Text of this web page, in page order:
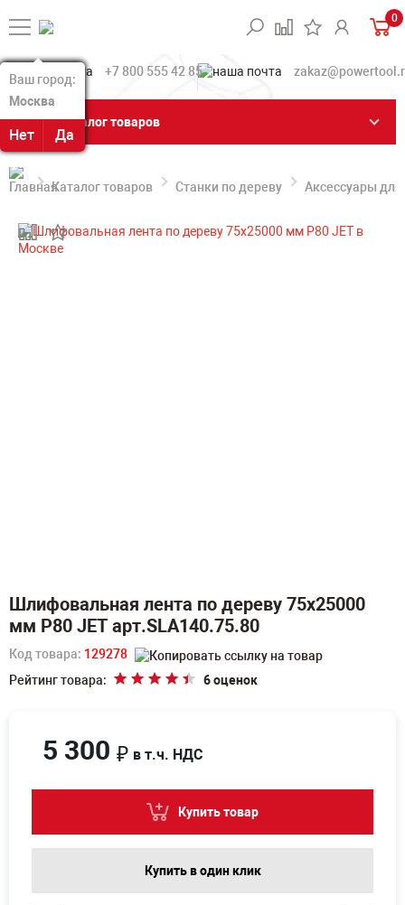
Ваш город:
Москва
Нет Да
Ваш город:
Москва
Нет Да
0
+7 800 555 42 85
Каталог товаров
Каталог товаров Станки по дереву Аксессуары для
Шлифовальная лента по дереву 75х25000
мм P80 JET арт.SLA140.75.80
Код товара: 129278
Рейтинг товара:
6 оценок
5 300 ₽ в т.ч. НДС
Купить товар
Купить в один клик